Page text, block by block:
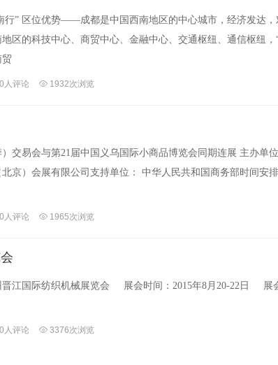
行” 区位优势——成都是中国西南地区的中心城市，经济发达
区的科技中心、商贸中心、金融中心、交通枢纽、通信枢纽，
0人评论 1932次浏览
交易会与第21届中国义乌国际小商品博览会同期连展 主办单
京）会展有限公司支持单位： 中华人民共和国商务部时间安排
0人评论 1965次浏览
晋江国际纺织机械展览会 展会时间：2015年8月20-22日 展
0人评论 3376次浏览